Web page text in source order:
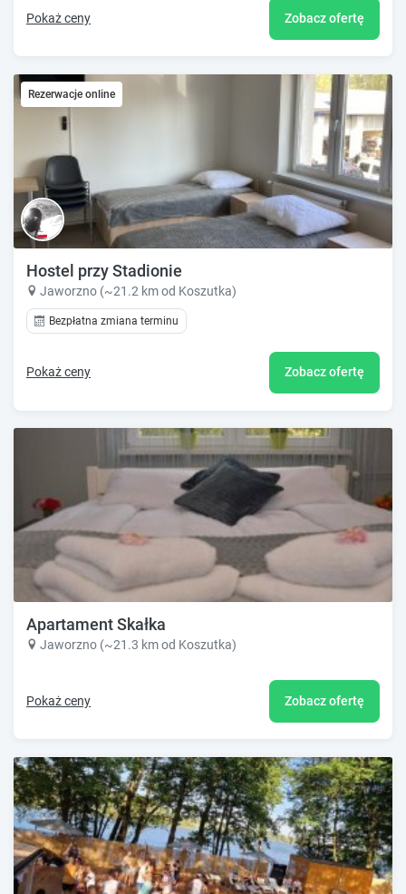
Pokaż ceny Zobacz ofertę
Rezerwacje online
Hostel przy Stadionie
Jaworzno (~21.2 km od Koszutka)
Bezpłatna zmiana terminu
Pokaż ceny Zobacz ofertę
Apartament Skałka
Jaworzno (~21.3 km od Koszutka)
Pokaż ceny Zobacz ofertę